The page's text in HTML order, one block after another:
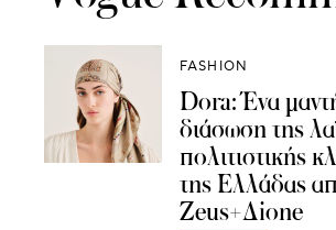
FASHION
Dora: Ένα
διάσωση της
πολιτιστικής
της Ελλάδας
Zeus+Δione